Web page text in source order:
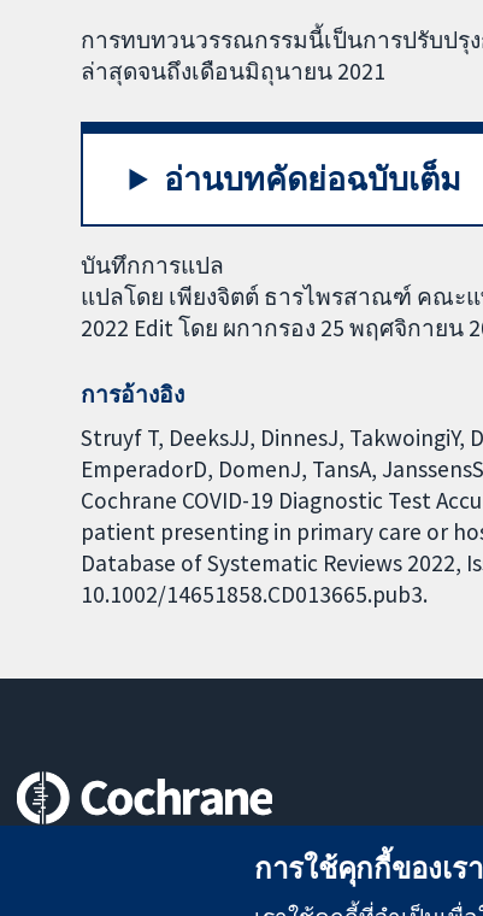
การทบทวนวรรณกรรมนี้เป็นการปรับป
ล่าสุดจนถึงเดือนมิถุนายน 2021
อ่านบทคัดย่อฉบับเต็ม
บันทึกการแปล
แปลโดย เพียงจิตต์ ธารไพรสาณฑ์ คณะ
2022 Edit โดย ผกากรอง 25 พฤศจิกายน
การอ้างอิง
Struyf T, DeeksJJ, DinnesJ,
EmperadorD, DomenJ, TansA,
Cochrane COVID-19 Diagnostic Test
patient presenting in primary care or
Database of Systematic Reviews 2022,
10.1002/14651858.CD013665.pub3.
การใช้คุกกี้ของเรา